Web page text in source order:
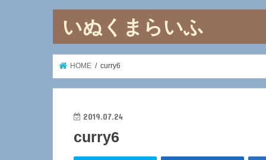
いぬくまらいふ
HOME curry6
2019.07.24
curry6